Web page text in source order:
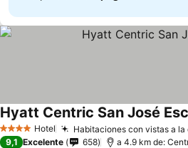
4 EstrellasHotel Habitaciones con vistas a la
Hyatt Centric San José
9,1 Excelente 658 a 4.9 km de: